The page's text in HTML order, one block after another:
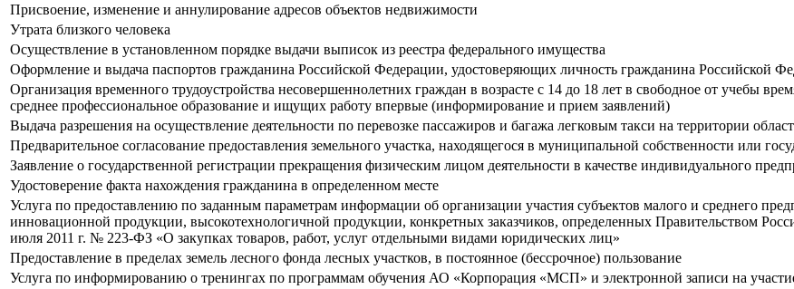
Присвоение, изменение и аннулирование адресов объектов недвижимости
Утрата близкого человека
Осуществление в установленном порядке выдачи выписок из реестра федерального имущества
Оформление и выдача паспортов гражданина Российской Федерации, удостоверяющих личность гражданина Российской
Организация временного трудоустройства несовершеннолетних граждан в возрасте с 14 до 18 лет в свободное от учебы
среднее профессиональное образование и ищущих работу впервые (информирование и прием заявлений)
Выдача разрешения на осуществление деятельности по перевозке пассажиров и багажа легковым такси на территории
Предварительное согласование предоставления земельного участка, находящегося в муниципальной собственности или
Заявление о государственной регистрации прекращения физическим лицом деятельности в качестве индивидуального
Удостоверение факта нахождения гражданина в определенном месте
Услуга по предоставлению по заданным параметрам информации об организации участия субъектов малого и среднего
инновационной продукции, высокотехнологичной продукции, конкретных заказчиков, определенных Правительством
июля 2011 г. № 223-ФЗ «О закупках товаров, работ, услуг отдельными видами юридических лиц»
Предоставление в пределах земель лесного фонда лесных участков, в постоянное (бессрочное) пользование
Услуга по информированию о тренингах по программам обучения АО «Корпорация «МСП» и электронной записи на